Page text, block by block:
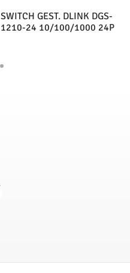
SWITCH GEST. DLINK DGS-
1210-24 10/100/1000 24P